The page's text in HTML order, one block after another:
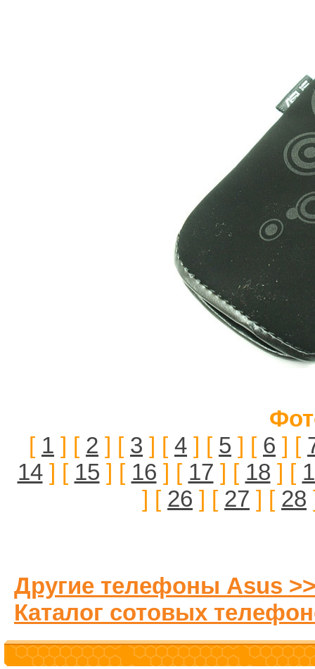
[ 1 ] [ 2 ] [ 3 ] [ 4 ] [ 5 ] [ 6 ] [
14] [ 15 ] [ 16 ] [ 17 ] [ 18 ] [
] [ 26 ] [ 27 ] [ 28
Другие телефоны Asus >>
Каталог сотовых